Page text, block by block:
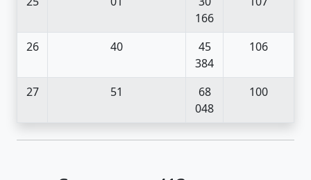
166
26 40
45
384
106
27 51
68
048
100